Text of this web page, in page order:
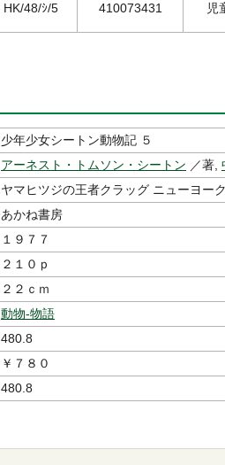
HK/48/ｼ/5 410073431 児
少年少女シートン動物記 ５
アーネスト・トムソン・シートン ／著,
ヤマヒツジの王者クラッグ ニューヨー
あかね書房
１９７７
２１０ｐ
２２ｃｍ
動物-物語
480.8
￥７８０
480.8